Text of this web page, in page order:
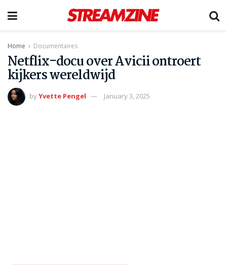
Home Documentaires
Netflix-docu over Avicii ontroert
kijkers wereldwijd
byYvette Pengel January 3, 2025